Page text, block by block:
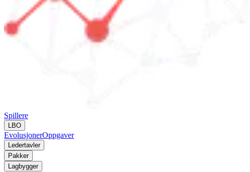
Spillere
LBO
EvolusjonerOppgaver
Ledertavler
Pakker
Lagbygger